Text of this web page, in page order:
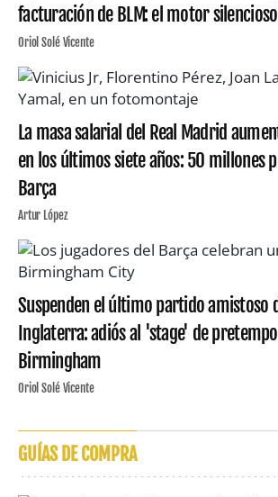
facturación de BLM: el motor
Oriol Solé Vicente
La masa salarial del Real Madrid
en los últimos siete años: 50 millones
Barça
Artur López
Suspenden el último partido amistoso
Inglaterra: adiós al 'stage' de
Birmingham
Oriol Solé Vicente
GUÍAS DE COMPRA